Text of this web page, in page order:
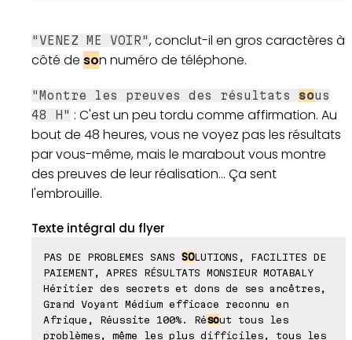
"VENEZ ME VOIR", conclut-il en gros caractères à
côté de son numéro de téléphone.
"Montre les preuves des résultats sous
48 H" : C'est un peu tordu comme affirmation. Au
bout de 48 heures, vous ne voyez pas les résultats
par vous-même, mais le marabout vous montre
des preuves de leur réalisation... Ça sent
l'embrouille.
Texte intégral du flyer
PAS DE PROBLEMES SANS SOLUTIONS, FACILITES DE
PAIEMENT, APRES RÉSULTATS MONSIEUR MOTABALY
Héritier des secrets et dons de ses ancêtres,
Grand Voyant Médium efficace reconnu en
Afrique, Réussite 100%. Résout tous les
problèmes, même les plus difficiles, tous les